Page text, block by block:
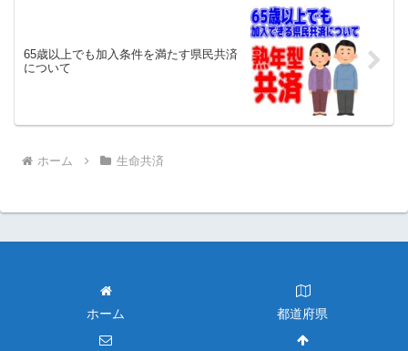
65歳以上でも加入条件を満たす県民共済
について
ホーム 生命共済
ホーム 都道府県